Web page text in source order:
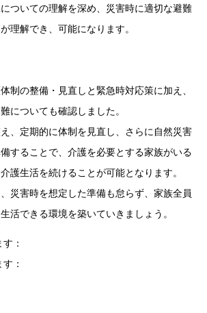
ついての理解を深め、災害時に適切な避難
理解でき、可能になります。
制の整備・見直しと緊急時対応策に加え、
についても確認しました。
、定期的に体制を見直し、さらに自然災害
することで、介護を必要とする家族がいる
護生活を続けることが可能となります。
災害時を想定した準備も怠らず、家族全員
活できる環境を築いていきましょう。
：
：